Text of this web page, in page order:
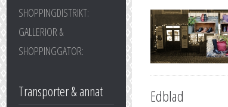
SHOPPINGDISTRIKT:
GALLERIOR &
SHOPPINGGATOR:
Transporter & annat Edblad